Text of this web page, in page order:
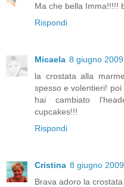
Ma che bella Imma!!!!!
Rispondi
Micaela 8 giugno
la crostata alla
spesso e volentieri!
hai cambiato
cupcakes!!!
Rispondi
Cristina 8 giugno
Brava adoro la